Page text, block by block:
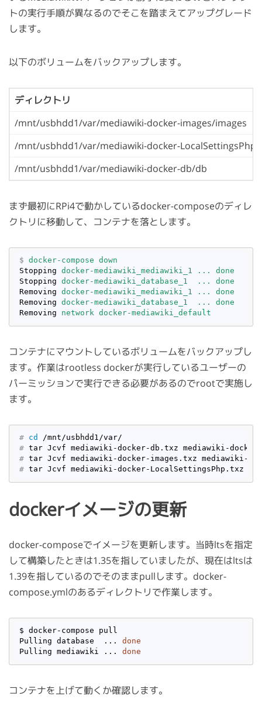
トの実行手順が異なるのでそこを踏まえてアップグレード
します。
以下のボリュームをバックアップします。
ディレクトリ
/mnt/usbhdd1/var/mediawiki-docker-images/images
/mnt/usbhdd1/var/mediawiki-docker-LocalSettingsPhp/
/mnt/usbhdd1/var/mediawiki-docker-db/db
まず最初にRPi4で動かしているdocker-composeのディレ
クトリに移動して、コンテナを落とします。
$ docker-compose down
Stopping docker-mediawiki_mediawiki_1 ... done
Stopping docker-mediawiki_database_1  ... done
Removing docker-mediawiki_mediawiki_1 ... done
Removing docker-mediawiki_database_1  ... done
Removing
network docker-mediawiki_default
コンテナにマウントしているボリュームをバックアップし
ます。作業はrootless dockerが実行しているユーザーの
パーミッションで実行できる必要があるのでrootで実施し
ます。
# cd /mnt/usbhdd1/var/
# tar Jcvf mediawiki-docker-db.txz mediawiki-docker-
# tar Jcvf mediawiki-docker-images.txz mediawiki-
# tar Jcvf mediawiki-docker-LocalSettingsPhp.txz
dockerイメージの更新
docker-composeでイメージを更新します。当時ltsを指定
して構築したときは1.35を指していましたが、現在はltsは
1.39を指しているのでそのままpullします。docker-
compose.ymlのあるディレクトリで作業します。
$ docker-compose pull
Pulling database  ... done
Pulling mediawiki ... done
コンテナを上げて動くか確認します。